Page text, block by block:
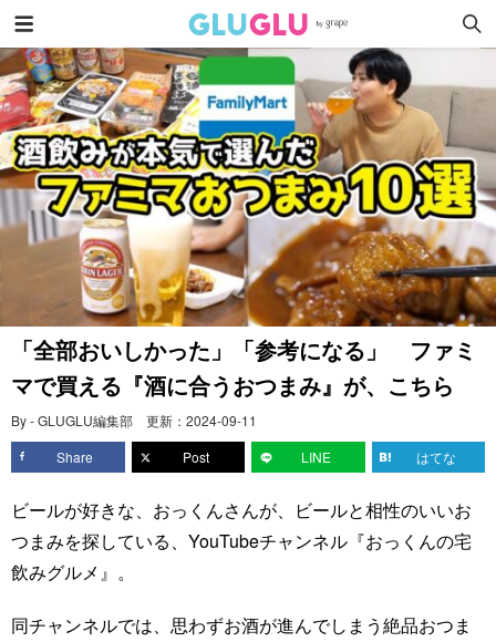
「全部おいしかった」「参考になる」 ファミ
マで買える『酒に合うおつまみ』が、こちら
By - GLUGLU編集部 更新： 2024-09-11
Share
Post LINE はてな
ビールが好きな、おっくんさんが、ビールと相性のいいお
つまみを探している、YouTubeチャンネル『おっくんの宅
飲みグルメ』。
同チャンネルでは、思わずお酒が進んでしまう絶品おつま